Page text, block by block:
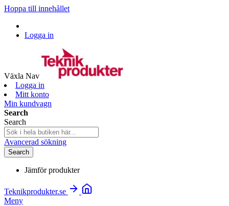
Hoppa till innehållet
Logga in
Växla Nav
Logga in
Mitt konto
Min kundvagn
Search
Search
Avancerad sökning
Search
Jämför produkter
Teknikprodukter.se
Meny